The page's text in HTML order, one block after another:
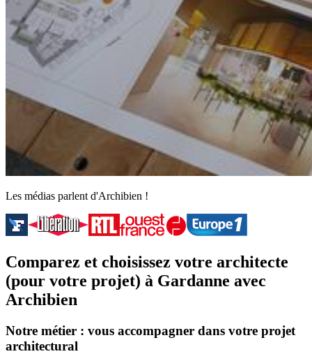
Les médias parlent d'Archibien !
Comparez et choisissez votre architecte
(pour votre projet) à Gardanne avec
Archibien
Notre métier : vous accompagner dans votre projet
architectural